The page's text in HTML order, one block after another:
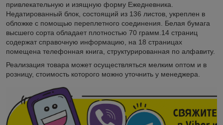
привлекательную и изящную форму Ежедневника.
Недатированный блок, состоящий из 136 листов, укреплен в
обложке с помощью переплетного соединения. Белая бумага
высшего сорта обладает плотностью 70 грамм.14 страниц
содержат справочную информацию, на 18 страницах
помещена телефонная книга, структурированная по алфавиту.
Реализация товара может осуществляться мелким оптом и в
розницу, стоимость которого можно уточнить у менеджера.